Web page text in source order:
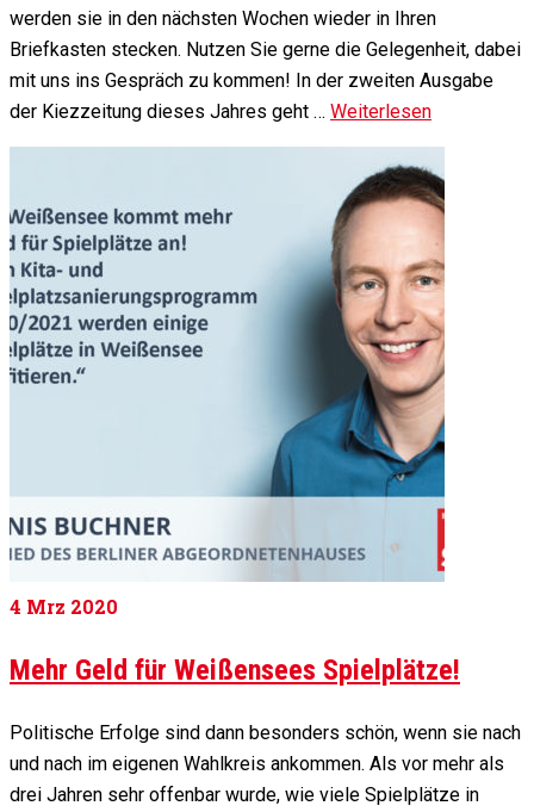
werden sie in den nächsten Wochen wieder in Ihren
Briefkasten stecken. Nutzen Sie gerne die Gelegenheit, dabei
mit uns ins Gespräch zu kommen! In der zweiten Ausgabe
der Kiezzeitung dieses Jahres geht … Weiterlesen
4 Mrz 2020
Mehr Geld für Weißensees Spielplätze!
Politische Erfolge sind dann besonders schön, wenn sie nach
und nach im eigenen Wahlkreis ankommen. Als vor mehr als
drei Jahren sehr offenbar wurde, wie viele Spielplätze in